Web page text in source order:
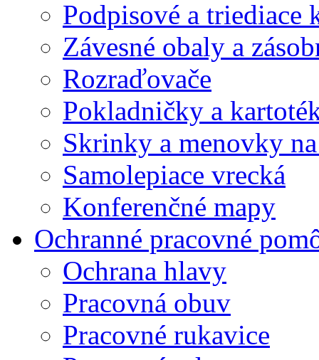
Podpisové a triediace
Závesné obaly a
Rozraďovače
Pokladničky a
Skrinky a menovky
Samolepiace vrecká
Konferenčné mapy
Ochranné pracovné
Ochrana hlavy
Pracovná obuv
Pracovné rukavice